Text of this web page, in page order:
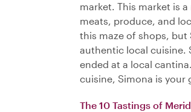
market. This market is
meats, produce, and
this maze of shops,
authentic local cuisine.
ended at a local
cuisine, Simona is your
The 10 Tastings of